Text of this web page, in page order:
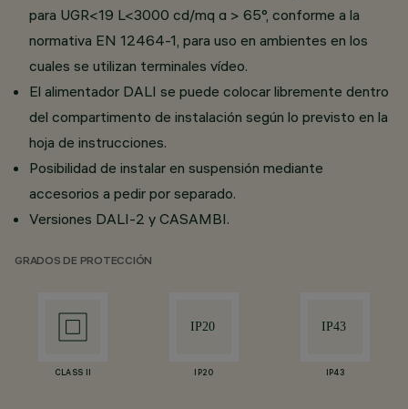
para UGR<19 L<3000 cd/mq α > 65°, conforme a la
normativa EN 12464-1, para uso en ambientes en los
cuales se utilizan terminales vídeo.
El alimentador DALI se puede colocar libremente dentro
del compartimento de instalación según lo previsto en la
hoja de instrucciones.
Posibilidad de instalar en suspensión mediante
accesorios a pedir por separado.
Versiones DALI-2 y CASAMBI.
GRADOS DE PROTECCIÓN
CLASS II IP20 IP43